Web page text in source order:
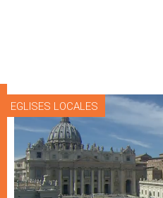
EGLISES LOCALES